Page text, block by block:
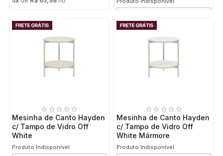
Mesinha de Canto Hayden
c/ Tampo de Vidro Off
White
Produto Indisponível
Mesinha de Canto Hayden
c/ Tampo de Vidro Off
White Mármore
Produto Indisponível